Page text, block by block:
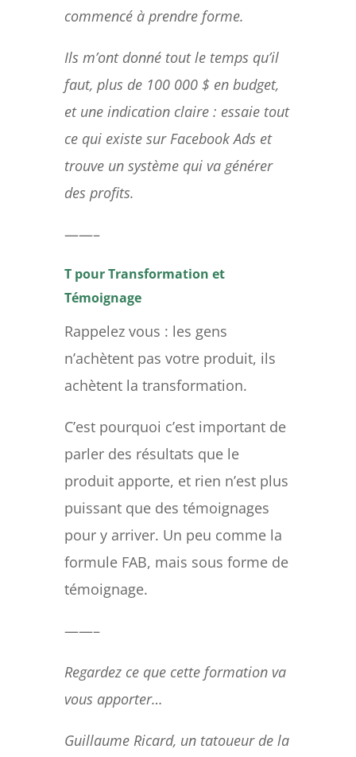
commencé à prendre forme.
Ils m’ont donné tout le temps qu’il
faut, plus de 100 000 $ en budget,
et une indication claire : essaie tout
ce qui existe sur Facebook Ads et
trouve un système qui va générer
des profits.
——–
T pour Transformation et
Témoignage
Rappelez vous : les gens
n’achètent pas votre produit, ils
achètent la transformation.
C’est pourquoi c’est important de
parler des résultats que le
produit apporte, et rien n’est plus
puissant que des témoignages
pour y arriver. Un peu comme la
formule FAB, mais sous forme de
témoignage.
——–
Regardez ce que cette formation va
vous apporter…
Guillaume Ricard, un tatoueur de la